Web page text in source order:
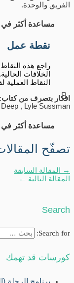
الفريق والوحدة.
مساعدة أكثر
نقطة عمل
راجع هذه
الخلافات
النقاط العملية
افكار بتصرف من كتاب:
, Lyle Sussman
مساعدة أكثر
تصفّح
→المقالة السابقة
المقالة التالية←
Search
Search for:
كورسات قد تهمك
برنامج الرحلة